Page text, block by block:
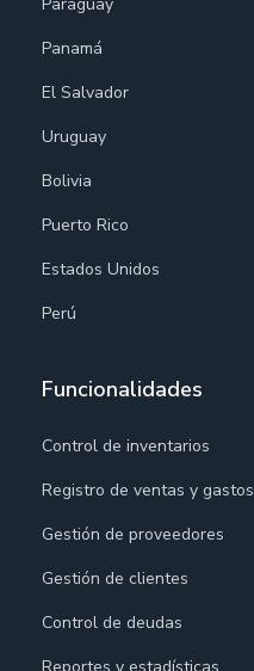
Panamá
El Salvador
Uruguay
Bolivia
Puerto Rico
Estados Unidos
Perú
Funcionalidades
Control de inventarios
Registro de ventas y gastos
Gestión de proveedores
Gestión de clientes
Control de deudas